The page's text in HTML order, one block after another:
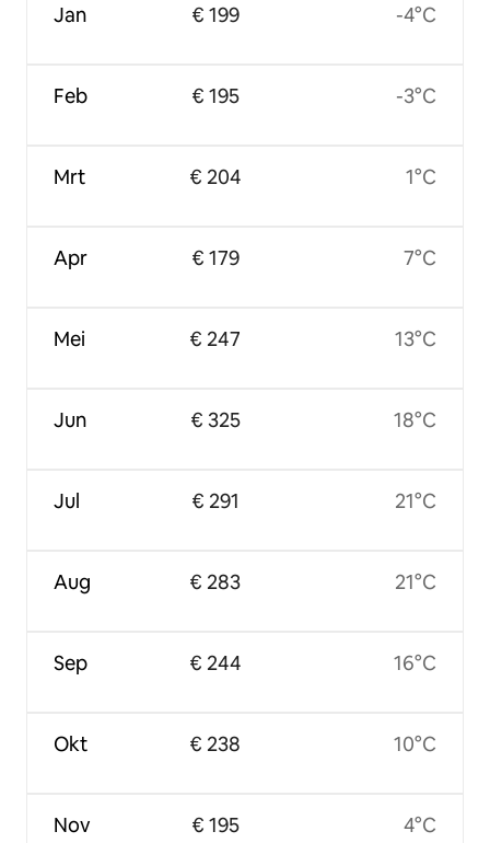
Jan
Feb
Mrt
Apr
Mei
Jun
Jul
Aug
Sep
Okt
Nov
€ 199
€ 195
€ 204
€ 179
€ 247
€ 325
€ 291
€ 283
€ 244
€ 238
€ 195
-4°C
-3°C
1°C
7°C
13°C
18°C
21°C
21°C
16°C
10°C
4°C